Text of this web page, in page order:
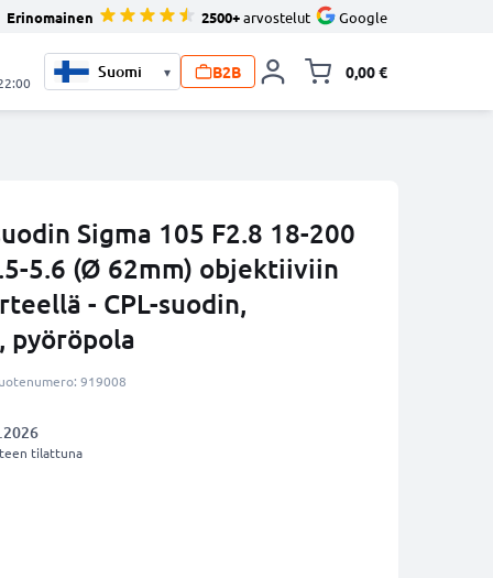
Erinomainen 2500+arvostelut Google
▾ B2B 0,00 €
Sigma 105 F2.8 18-200
5.6 (Ø 62mm) objektiiviin
- CPL-suodin,
pyöröpola
919008
tilattuna